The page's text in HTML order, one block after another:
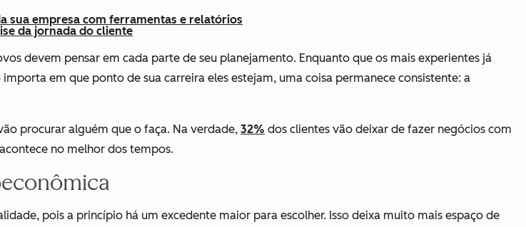
sua empresa com ferramentas e relatórios
da jornada do cliente
devem pensar em cada parte de seu planejamento. Enquanto que os mais experientes já
em que ponto de sua carreira eles estejam, uma coisa permanece consistente: a
procurar alguém que o faça. Na verdade, 32% dos clientes vão deixar de fazer negócios com
no melhor dos tempos.
, pois a princípio há um excedente maior para escolher. Isso deixa muito mais espaço de